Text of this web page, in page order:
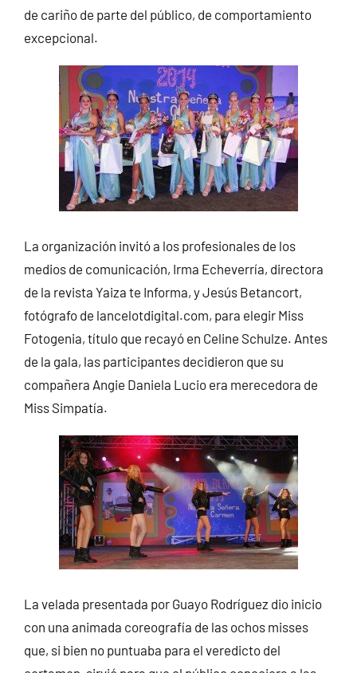
de cariño de parte del público, de comportamiento
excepcional.
La organización invitó a los profesionales de los
medios de comunicación, Irma Echeverría, directora
de la revista Yaiza te Informa, y Jesús Betancort,
fotógrafo de lancelotdigital.com, para elegir Miss
Fotogenia, título que recayó en Celine Schulze. Antes
de la gala, las participantes decidieron que su
compañera Angie Daniela Lucio era merecedora de
Miss Simpatía.
La velada presentada por Guayo Rodríguez dio inicio
con una animada coreografía de las ochos misses
que, si bien no puntuaba para el veredicto del